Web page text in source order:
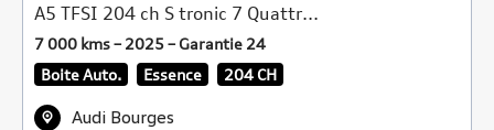
A5 TFSI 204 ch S tronic 7 Quattr...
7 000 kms – 2025 – Garantie 24
Boite Auto.
Essence 204 CH
Audi Bourges